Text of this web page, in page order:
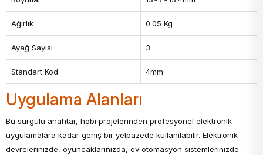
Ağırlık 0.05 Kg
Ayağ Sayısı 3
Standart Kod 4mm
Uygulama Alanları
Bu sürgülü anahtar, hobi projelerinden profesyonel elektronik
uygulamalara kadar geniş bir yelpazede kullanılabilir. Elektronik
devrelerinizde, oyuncaklarınızda, ev otomasyon sistemlerinizde